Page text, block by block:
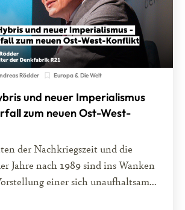
Rödder Europa & Die Welt
und neuer Imperialismus
zum neuen Ost-West-
der Nachkriegszeit und die
Jahre nach 1989 sind ins Wanken
einer sich unaufhaltsam...